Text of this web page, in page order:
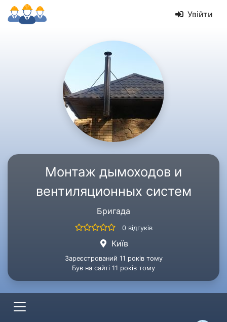
Увійти
Монтаж дымоходов и
вентиляционных систем
Бригада
0 відгуків
Київ
Зареєстрований 11 років тому
Був на сайті 11 років тому